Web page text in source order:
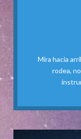
Mira hacia
rodea,
Aprende a